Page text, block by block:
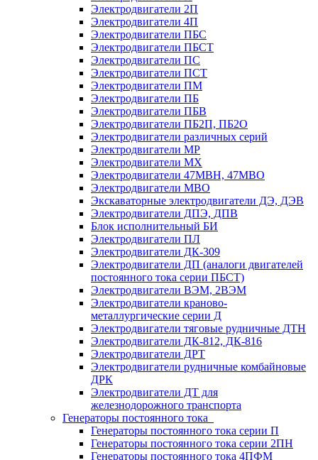
Электродвигатели 2П
Электродвигатели 4П
Электродвигатели ПБС
Электродвигатели ПБСТ
Электродвигатели ПС
Электродвигатели ПСТ
Электродвигатели ПМ
Электродвигатели ПБ
Электродвигатели ПБВ
Электродвигатели ПБ2П, ПБ2О
Электродвигатели различных серий
Электродвигатели МР
Электродвигатели MX
Электродвигатели 47MBH, 47МВО
Электродвигатели MBO
Экскаваторные электродвигатели ДЭ, ДЭВ
Электродвигатели ДПЭ, ДПВ
Блок исполнительный БИ
Электродвигатели ПЛ
Электродвигатели ДК-309
Электродвигатели ДП (аналоги двигателей
постоянного тока серии ПБСТ)
Электродвигатели ВЭМ, 2ВЭМ
Электродвигатели краново-
металлургические серии Д
Электродвигатели тяговые рудничные ДТН
Электродвигатели ДК-812, ДК-816
Электродвигатели ДРТ
Электродвигатели рудничные комбайновые
ДРК
Электродвигатели ДТ для
железнодорожного транспорта
Генераторы постоянного тока
Генераторы постоянного тока серии П
Генераторы постоянного тока серии 2ПН
Генераторы постоянного тока 4ПФМ